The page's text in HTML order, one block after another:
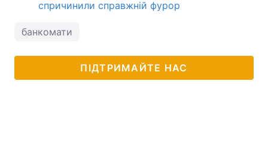
спричинили справжній фурор
банкомати
ПІДТРИМАЙТЕ НАС